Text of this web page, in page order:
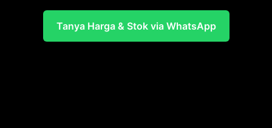
Tanya Harga & Stok via WhatsApp